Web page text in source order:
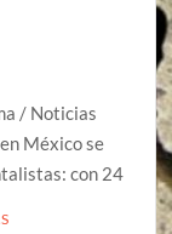
/ Noticias
México se
con 24